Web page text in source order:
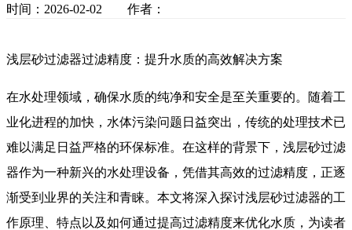
时间：2026-02-02 作者：
浅层砂过滤器过滤精度：提升水质的高效解决方案
在水处理领域，确保水质的纯净和安全是至关重要的。随着工
业化进程的加快，水体污染问题日益突出，传统的处理技术已
难以满足日益严格的环保标准。在这样的背景下，浅层砂过滤
器作为一种新兴的水处理设备，凭借其高效的过滤精度，正逐
渐受到业界的关注和青睐。本文将深入探讨浅层砂过滤器的工
作原理、特点以及如何通过提高过滤精度来优化水质，为读者